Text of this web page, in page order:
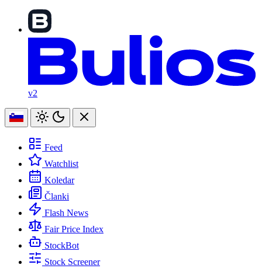
v2
Feed
Watchlist
Koledar
Članki
Flash News
Fair Price Index
StockBot
Stock Screener